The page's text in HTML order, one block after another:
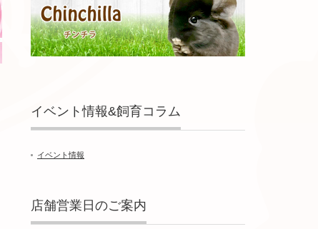
イベント情報&飼育コラム
イベント情報
店舗営業日のご案内